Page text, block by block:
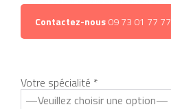
Contactez-nous09 73 01 77 77
Votre spécialité *